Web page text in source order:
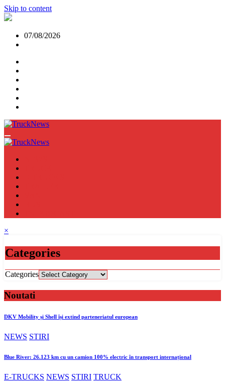
Skip to content
07/08/2026
×
Categories
Categories
Noutati
DKV Mobility și Shell își extind parteneriatul european
NEWS STIRI
Blue River: 26.123 km cu un camion 100% electric în transport internațional
E-TRUCKS NEWS STIRI TRUCK